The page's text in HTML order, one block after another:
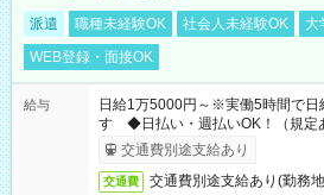
派遣 職種未経験OK 社会人未経験OK 大
WEB登録・面接OK
給与
日給1万5000円～※実働5時間で日
す ◆日払い・週払いOK！（規定
も異なります
交通費別途支給あり
交通費 交通費別途支給あり(勤務